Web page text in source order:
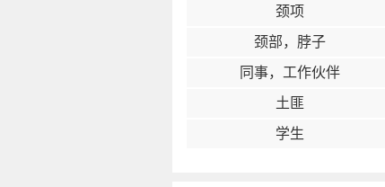
颈项
颈部，脖子
同事，工作伙伴
土匪
学生